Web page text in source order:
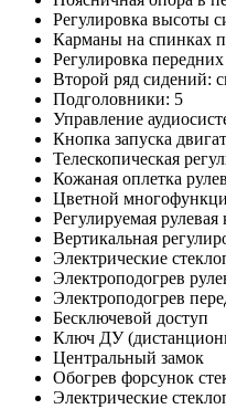
Регулировка высоты
Карманы на спинках
Регулировка
Второй ряд сидений:
Подголовники: 5
Управление
Кнопка запуска
Телескопическая
Кожаная оплетка
Цветной
Регулируемая рулевая
Вертикальная
Электрические
Электроподогрев
Электроподогрев
Бесключевой доступ
Ключ ДУ
Центральный замок
Обогрев форсунок
Электрические